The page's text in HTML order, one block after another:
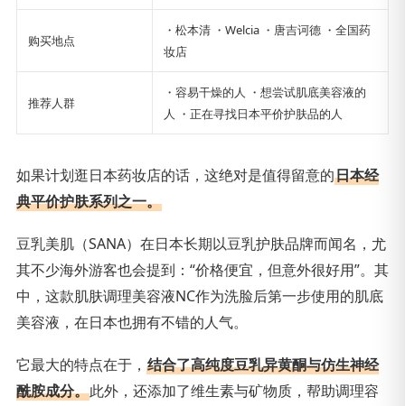
购买地点
・松本清 ・Welcia ・唐吉诃德 ・全国药
妆店
推荐人群
・容易干燥的人 ・想尝试肌底美容液的
人 ・正在寻找日本平价护肤品的人
如果计划逛日本药妆店的话，这绝对是值得留意的日本经
典平价护肤系列之一。
豆乳美肌（SANA）在日本长期以豆乳护肤品牌而闻名，尤
其不少海外游客也会提到：“价格便宜，但意外很好用”。其
中，这款肌肤调理美容液NC作为洗脸后第一步使用的肌底
美容液，在日本也拥有不错的人气。
它最大的特点在于， 结合了高纯度豆乳异黄酮与仿生神经
酰胺成分。此外，还添加了维生素与矿物质，帮助调理容